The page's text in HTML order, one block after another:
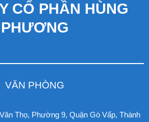
CỔ PHẦN HÙNG
PHƯƠNG
VĂN PHÒNG
Thọ, Phường 9, Quận Gò Vấp, Thành